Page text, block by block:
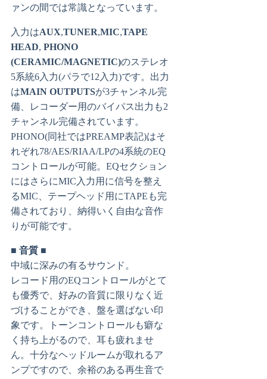
ァンの間では常識となっています。
入力はAUX,TUNER,MIC,TAPE
HEAD, PHONO
(CERAMIC/MAGNETIC)のステレオ
5系統6入力(パラで12入力)です。出力
はMAIN OUTPUTSが3チャンネル完
備、レコーダー用のバイパス出力も2
チャンネル完備されています。
PHONO(同社ではPREAMP表記)はそ
れぞれ78/AES/RIAA/LPの4系統のEQ
コントロールが可能。EQセクション
にはさらにMIC入力用に信号を整え
るMIC、テープヘッド用にTAPEも完
備されており、納得いく自由な音作
りが可能です。
■ 音質 ■
中域に深みの有るサウンド。
レコード用のEQコントロールがとて
も優秀で、好みの音質に限りなく近
づけることができ、盤を選ばない印
象です。トーンコントロールも癖な
く持ち上がるので、耳も疲れませ
ん。十分なヘッドルームが取れるア
ンプですので、余裕のある再生音で